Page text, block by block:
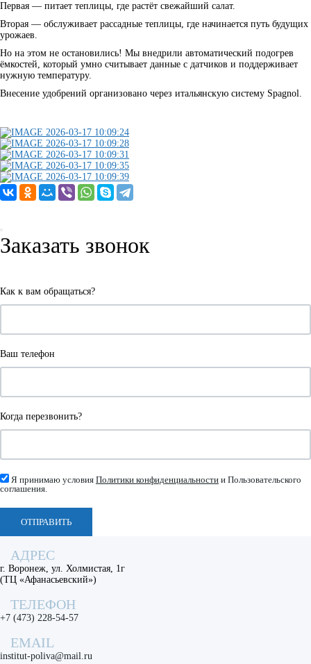
Первая — питает теплицы, где растёт свежайший салат.
Вторая — обслуживает рассадные теплицы, где начинается путь будущих
урожаев.
Но на этом не остановились! Мы внедрили автоматический подогрев
ёмкостей, который умно считывает данные с датчиков и поддерживает
нужную температуру.
Внесение удобрений организовано через итальянскую систему Spagnol.
Заказать звонок
Как к вам обращаться?
Ваш телефон
Когда перезвонить?
Я принимаю условия Политики конфиденциальности и Пользовательского
соглашения.
ОТПРАВИТЬ
АДРЕС
г. Воронеж, ул. Холмистая, 1г
(ТЦ «Афанасьевский»)
ТЕЛЕФОН
+7 (473) 228-54-57
EMAIL
institut-poliva@mail.ru